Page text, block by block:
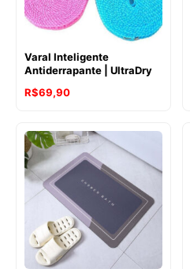
Varal Inteligente
Antiderrapante | UltraDry
R$69,90